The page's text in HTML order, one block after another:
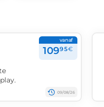
vanaf
10995€
09/08/26